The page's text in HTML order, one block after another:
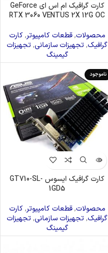
کارت گرافیک ام اس ای GeForce
RTX 3060 VENTUS 2X 12G OC
محصولات,قطعات کامپیوتر,کارت
گرافیک,تجهیزات سازمانی,تجهیزات
گیمینگ
ناموجود
کارت گرافیک ایسوس GT710-SL-
1GD5
محصولات,قطعات کامپیوتر,کارت
گرافیک,تجهیزات سازمانی,تجهیزات
گیمینگ